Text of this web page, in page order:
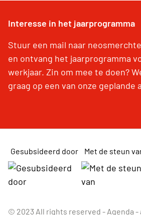
Interesse in het jaarprogramma
Stuur een mail naar
en ontvang het jaarprogramma
werkjaar. Zin om mee te doen?
graag op een van onze
Gesubsideerd door Met de steun
© 2023 All rights reserved - Agenda